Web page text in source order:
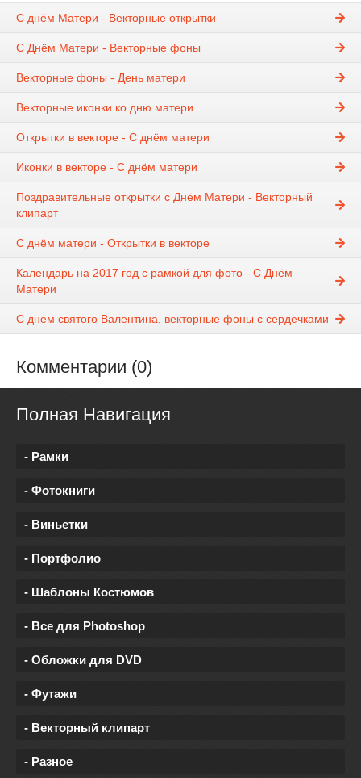
С днём Матери - Векторные открытки
С Днём Матери - Векторные фоны
Векторные фоны - День матери
Векторные иконки ко дню матери
Открытки в векторе - С днём матери
Иконки в векторе - С днём матери
Поздравительные открытки с Днём Матери - Векторный
клипарт
С днём матери - Открытки в векторе
Календарь на 2017 год с рамкой для фото - С Днём
Матери
С днем святого Валентина, векторные фоны с сердечками
Комментарии (0)
Полная Навигация
- Рамки
- Фотокниги
- Виньетки
- Портфолио
- Шаблоны Костюмов
- Все для Photoshop
- Обложки для DVD
- Футажи
- Векторный клипарт
- Разное